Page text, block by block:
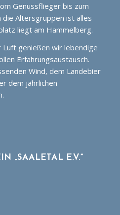
Genussflieger bis zum
die Altersgruppen ist alles
liegt am Hammelberg.
genießen wir lebendige
Erfahrungsaustausch.
Wind, dem Landebier
dem jährlichen
„SAALETAL E.V.“